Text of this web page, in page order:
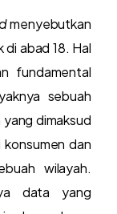
menyebutkan
abad 18. Hal
fundamental
sebuah
dimaksud
dan
wilayah.
data yang